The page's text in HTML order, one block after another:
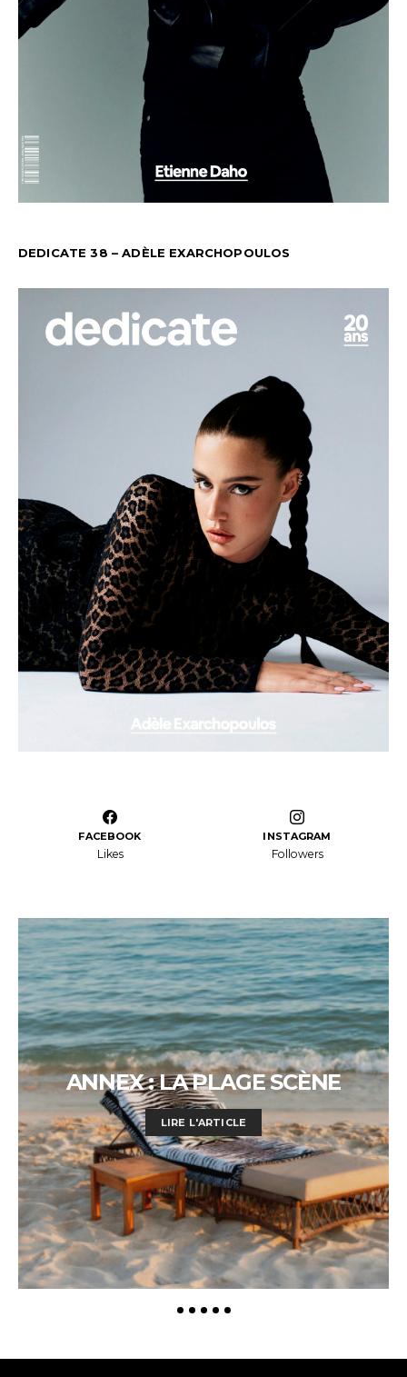
DEDICATE 38 – ADÈLE EXARCHOPOULOS
FACEBOOK
Likes
INSTAGRAM
Followers
ANNEX : LA PLAGE SCÈNE
LIRE L'ARTICLE